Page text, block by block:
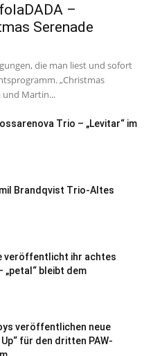
–
Serenade
die man liest und sofort
„Christmas
und Martin...
Trio – „Levitar“ im
Brandqvist Trio-Altes
veröffentlicht ihr achtes
„petal“ bleibt dem
veröffentlichen neue
für den dritten PAW-